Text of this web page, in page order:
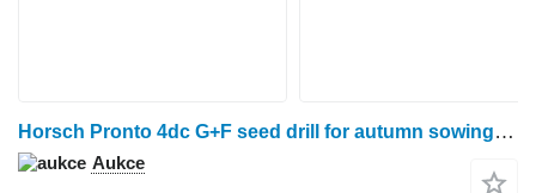
Horsch Pronto 4dc G+F seed drill for autumn sowing, 2017, Salo
Aukce